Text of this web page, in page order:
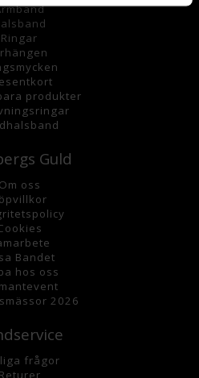
Ringar
n
produkter
Guld
Om oss
öpvillkor
Bandet
hos oss
2026
frågor
Returer